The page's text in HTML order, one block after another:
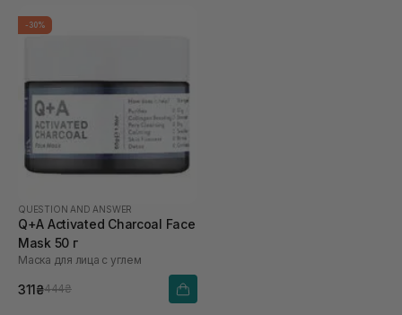
-30%
QUESTION AND ANSWER
Q+A Activated Charcoal Face
Mask 50 г
Маска для лица с углем
311₴444₴